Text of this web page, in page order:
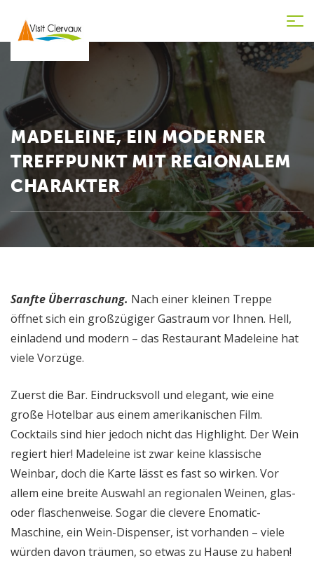
MADELEINE, EIN MODERNER
TREFFPUNKT MIT REGIONALEM
CHARAKTER
Sanfte Überraschung. Nach einer kleinen Treppe
öffnet sich ein großzügiger Gastraum vor Ihnen. Hell,
einladend und modern – das Restaurant Madeleine hat
viele Vorzüge.
Zuerst die Bar. Eindrucksvoll und elegant, wie eine
große Hotelbar aus einem amerikanischen Film.
Cocktails sind hier jedoch nicht das Highlight. Der Wein
regiert hier! Madeleine ist zwar keine klassische
Weinbar, doch die Karte lässt es fast so wirken. Vor
allem eine breite Auswahl an regionalen Weinen, glas-
oder flaschenweise. Sogar die clevere Enomatic-
Maschine, ein Wein-Dispenser, ist vorhanden – viele
würden davon träumen, so etwas zu Hause zu haben!